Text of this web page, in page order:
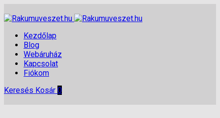
Kezdőlap
Blog
Webáruház
Kapcsolat
Fiókom
Keresés Kosár 0